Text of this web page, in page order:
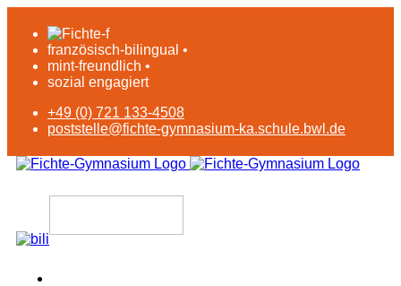
französisch-bilingual •
mint-freundlich •
sozial engagiert
+49 (0) 721 133-4508
poststelle@fichte-gymnasium-ka.schule.bwl.de